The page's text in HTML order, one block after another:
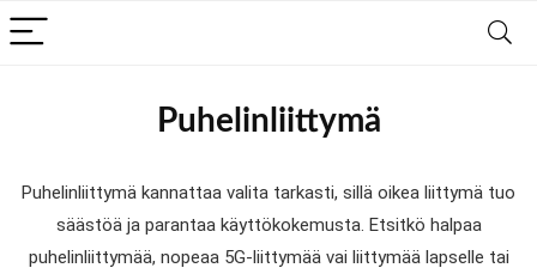
Puhelinliittymä
Puhelinliittymä kannattaa valita tarkasti, sillä oikea liittymä tuo
säästöä ja parantaa käyttökokemusta. Etsitkö halpaa
puhelinliittymää, nopeaa 5G-liittymää vai liittymää lapselle tai